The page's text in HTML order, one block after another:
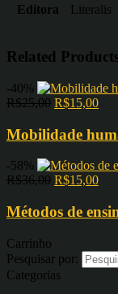
Editora Literalis
Related
-40%
R$25,00 R$15,00
Mobilidade
-58%
R$36,00 R$15,00
Métodos de
Carrinho
Pesquisar por:
Categorias